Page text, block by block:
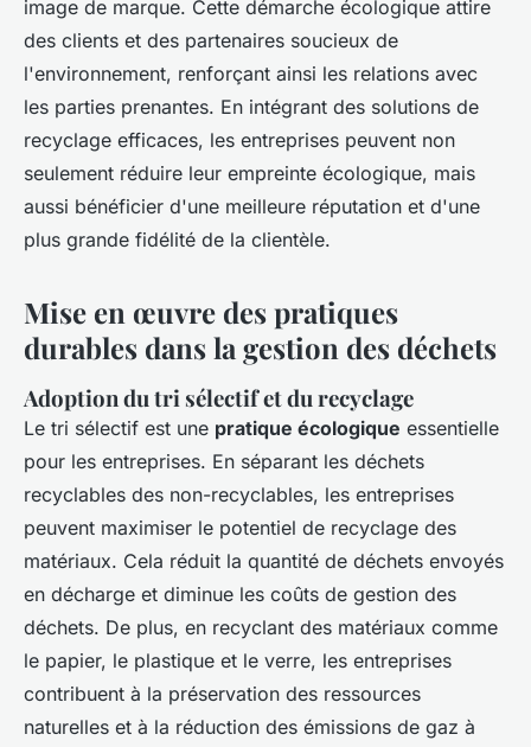
image de marque. Cette démarche écologique attire
des clients et des partenaires soucieux de
l'environnement, renforçant ainsi les relations avec
les parties prenantes. En intégrant des solutions de
recyclage efficaces, les entreprises peuvent non
seulement réduire leur empreinte écologique, mais
aussi bénéficier d'une meilleure réputation et d'une
plus grande fidélité de la clientèle.
Mise en œuvre des pratiques
durables dans la gestion des déchets
Adoption du tri sélectif et du recyclage
Le tri sélectif est une pratique écologique essentielle
pour les entreprises. En séparant les déchets
recyclables des non-recyclables, les entreprises
peuvent maximiser le potentiel de recyclage des
matériaux. Cela réduit la quantité de déchets envoyés
en décharge et diminue les coûts de gestion des
déchets. De plus, en recyclant des matériaux comme
le papier, le plastique et le verre, les entreprises
contribuent à la préservation des ressources
naturelles et à la réduction des émissions de gaz à